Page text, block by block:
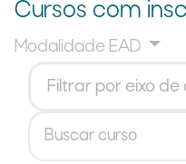
Cursos com
Modalidade EAD
Filtrar por eixo